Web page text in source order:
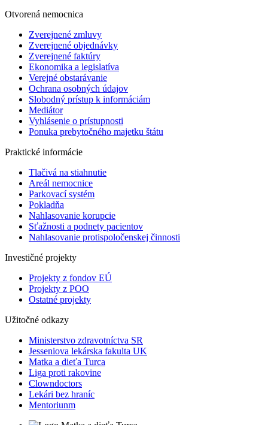
Otvorená nemocnica
Zverejnené zmluvy
Zverejnené objednávky
Zverejnené faktúry
Ekonomika a legislatíva
Verejné obstarávanie
Ochrana osobných údajov
Slobodný prístup k informáciám
Mediátor
Vyhlásenie o prístupnosti
Ponuka prebytočného majetku štátu
Praktické informácie
Tlačivá na stiahnutie
Areál nemocnice
Parkovací systém
Pokladňa
Nahlasovanie korupcie
Sťažnosti a podnety pacientov
Nahlasovanie protispoločenskej činnosti
Investičné projekty
Projekty z fondov EÚ
Projekty z POO
Ostatné projekty
Užitočné odkazy
Ministerstvo zdravotníctva SR
Jesseniova lekárska fakulta UK
Matka a dieťa Turca
Liga proti rakovine
Clowndoctors
Lekári bez hraníc
Mentoriunm